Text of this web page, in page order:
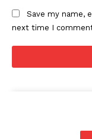
Save my name,
next time I